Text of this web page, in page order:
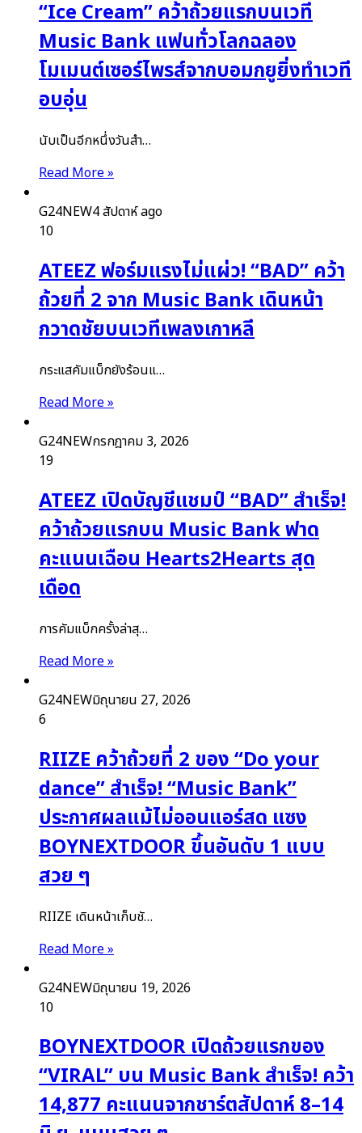
“Ice Cream” คว้าถ้วยแรกบนเวที
Music Bank แฟนทั่วโลกฉลอง
โมเมนต์เซอร์ไพรส์จากบอมกยูยิ่งทำเวที
อบอุ่น
นับเป็นอีกหนึ่งวันสำ…
Read More »
G24NEW4 สัปดาห์ ago
10
ATEEZ ฟอร์มแรงไม่แผ่ว! “BAD” คว้า
ถ้วยที่ 2 จาก Music Bank เดินหน้า
กวาดชัยบนเวทีเพลงเกาหลี
กระแสคัมแบ็กยังร้อนแ…
Read More »
G24NEWกรกฎาคม 3, 2026
19
ATEEZ เปิดบัญชีแชมป์ “BAD” สำเร็จ!
คว้าถ้วยแรกบน Music Bank ฟาด
คะแนนเฉือน Hearts2Hearts สุด
เดือด
การคัมแบ็กครั้งล่าสุ…
Read More »
G24NEWมิถุนายน 27, 2026
6
RIIZE คว้าถ้วยที่ 2 ของ “Do your
dance” สำเร็จ! “Music Bank”
ประกาศผลแม้ไม่ออนแอร์สด แซง
BOYNEXTDOOR ขึ้นอันดับ 1 แบบ
สวย ๆ
RIIZE เดินหน้าเก็บชั…
Read More »
G24NEWมิถุนายน 19, 2026
10
BOYNEXTDOOR เปิดถ้วยแรกของ
“VIRAL” บน Music Bank สำเร็จ! คว้า
14,877 คะแนนจากชาร์ตสัปดาห์ 8–14